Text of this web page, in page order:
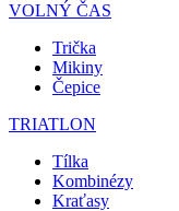
VOLNÝ ČAS
Trička
Mikiny
Čepice
TRIATLON
Tílka
Kombinézy
Kraťasy